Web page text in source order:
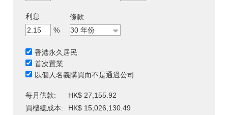
利息
%
條款
香港永久居民
首次置業
以個人名義購買而不是通過公司
每月供款:
HK$ 27,155.92
買樓總成本:
HK$ 15,026,130.49